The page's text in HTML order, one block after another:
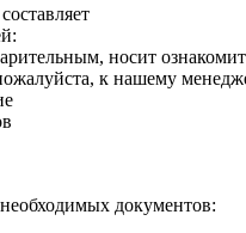
носит
к нашему
документов: